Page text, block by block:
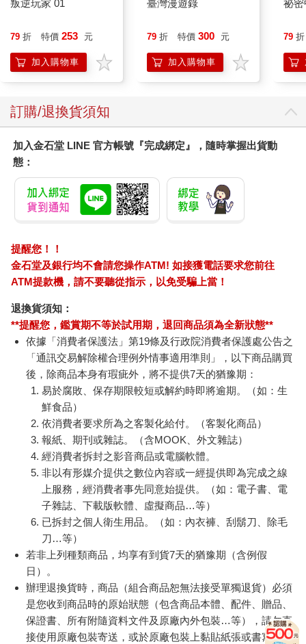
叛逆玩家 01
79 折 特價 253 元
加入購物車
臺灣漫遊錄
79 折 特價 300 元
加入購物車
祕
79 折
訂購/退換貨須知
加入金石堂 LINE 官方帳號『完成綁定』，隨時掌握出貨動
態：
提醒您！！
金石堂及銀行均不會請您操作ATM! 如接獲電話要求您前往
ATM提款機，請不要聽從指示，以免受騙上當！
退換貨須知：
**提醒您，鑑賞期不等於試用期，退回商品須為全新狀態**
依據「消費者保護法」第19條及行政院消費者保護處公告之
「通訊交易解除權合理例外情事適用準則」，以下商品購買
後，除商品本身有瑕疵外，將不提供7天的猶豫期：
易於腐敗、保存期限較短或解約時即將逾期。（如：生
鮮食品）
依消費者要求所為之客製化給付。（客製化商品）
報紙、期刊或雜誌。（含MOOK、外文雜誌）
經消費者拆封之影音商品或電腦軟體。
非以有形媒介提供之數位內容或一經提供即為完成之線
上服務，經消費者事先同意始提供。（如：電子書、電
子雜誌、下載版軟體、虛擬商品…等）
已拆封之個人衛生用品。（如：內衣褲、刮鬍刀、除毛
刀…等）
若非上列種類商品，均享有到貨7天的猶豫期（含例假
日）。
辦理退換貨時，商品（組合商品恕無法接受單獨退貨）必須
是您收到商品時的原始狀態（包含商品本體、配件、贈品、
保證書、所有附隨資料文件及原廠內外包裝…等），請勿直
接使用原廠包裝寄送，或於原廠包裝上黏貼紙張或書寫文